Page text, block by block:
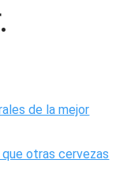
de la mejor
otras cervezas